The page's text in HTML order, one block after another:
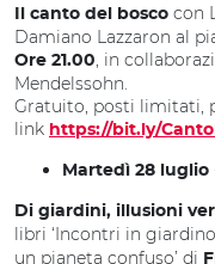
Il canto del bosco con
Damiano Lazzaron al
Ore 21.00, in
Mendelssohn.
Gratuito, posti limitati,
link https://bit.ly/
Martedì 28 luglio
Di giardini, illusioni
libri ‘Incontri in
un pianeta confuso’ di